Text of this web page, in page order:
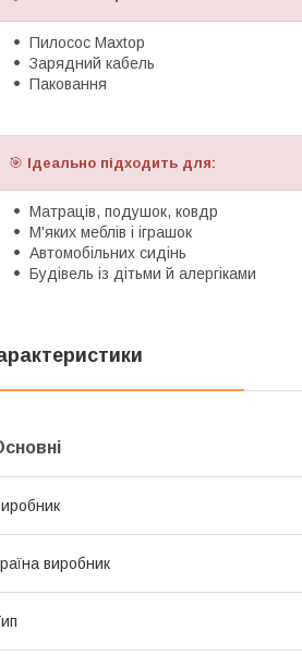
Пилосос Maxtop
Зарядний кабель
Паковання
🎯 Ідеально підходить для:
Матраців, подушок, ковдр
М'яких меблів і іграшок
Автомобільних сидінь
Будівель із дітьми й алергіками
виробник